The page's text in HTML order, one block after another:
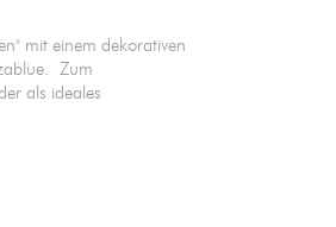
mit einem dekorativen
Zum
als ideales